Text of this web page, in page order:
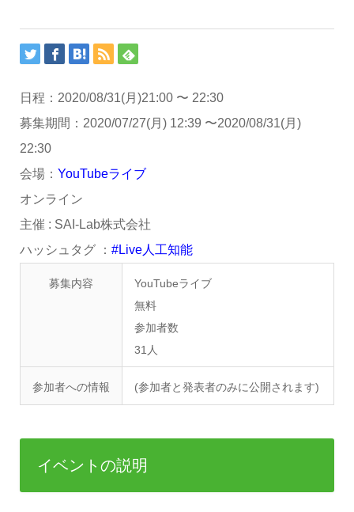
日程：2020/08/31(月)21:00 〜 22:30
募集期間：2020/07/27(月) 12:39 〜2020/08/31(月)
22:30
会場： YouTubeライブ
オンライン
主催 : SAI-Lab株式会社
ハッシュタグ ： #Live人工知能
募集内容
YouTubeライブ
無料
参加者数
31 人
参加者への情報 (参加者と発表者のみに公開されます)
イベントの説明